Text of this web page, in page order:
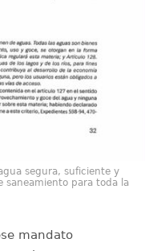
segura, suficiente y
saneamiento para toda la
mandato